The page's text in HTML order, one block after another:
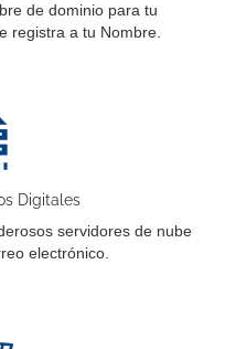
de dominio para tu
registra a tu Nombre.
Digitales
servidores de nube
electrónico.